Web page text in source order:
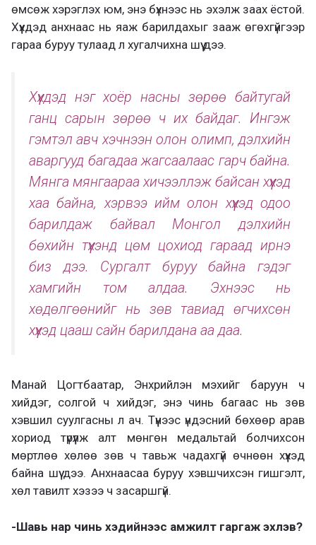
өмсөж хэрэглэх юм, энэ бүхнээс нь эхэлж заах ёстой.
Хүүхдэд анхнаас нь яаж барилдахыг зааж өгөхгүйгээр
гараа буруу тулаад л хугалчихна шүү дээ.
Хүүхдэд нэг хоёр насны зөрөө байтугай
ганц сарын зөрөө ч их байдаг. Ингэж
гэмтэл авч хэчнээн олон олимп, дэлхийн
аваргууд багадаа жагсаалаас гарч байна.
Мянга мянгаараа хичээллэж байсан хүүхэд
хаа байна, хэрвээ ийм олон хүүхэд одоо
барилдаж байвал Монгол дэлхийн
бөхийн түүхэнд цөм цохиод гараад ирнэ
биз дээ. Сургалт буруу байна гэдэг
хамгийн том алдаа. Эхнээс нь
хөдөлгөөнийг нь зөв тавиад өгчихсөн
хүүхэд цааш сайн барилдана аа даа.
Манай Цогтбаатар, Энхрийлэн мэхийг баруун ч
хийдэг, солгой ч хийдэг, энэ чинь багаас нь зөв
хэвшил суулгасны л ач. Түүнээс үндэсний бөхөөр арав
хориод түрүүлж алт мөнгөн медальтай болчихсон
мөртлөө хөлөө зөв ч тавьж чадахгүй өчнөөн хүүхэд
байна шүү дээ. Анхнаасаа буруу хэвшчихсэн гишгэлт,
хөл тавилт хэзээ ч засаршгүй.
-Шавь нар чинь хэдийнээс амжилт гаргаж эхлэв?